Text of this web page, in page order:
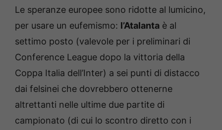
Le speranze europee sono ridotte al lumicino,
per usare un eufemismo: l’Atalanta è al
settimo posto (valevole per i preliminari di
Conference League dopo la vittoria della
Coppa Italia dell’Inter) a sei punti di distacco
dai felsinei che dovrebbero ottenerne
altrettanti nelle ultime due partite di
campionato (di cui lo scontro diretto con i